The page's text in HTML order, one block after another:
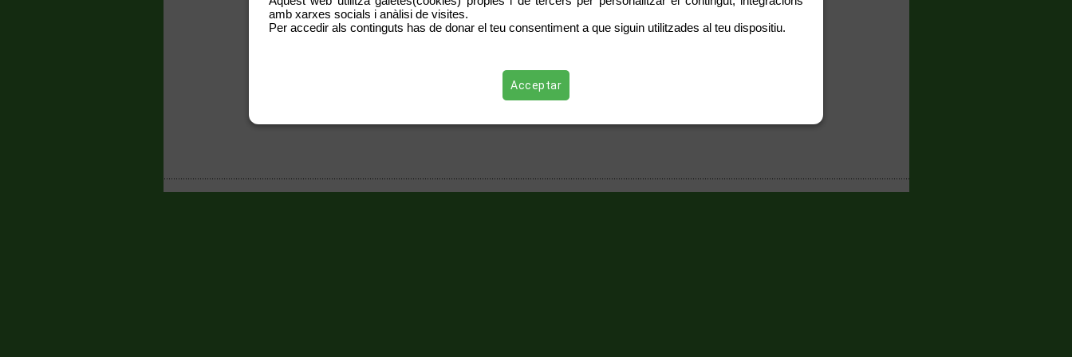
amb xarxes socials i anàlisi de visites.
Per accedir als continguts has de donar el teu consentiment a que siguin utilitzades al teu dispositiu.
Acceptar